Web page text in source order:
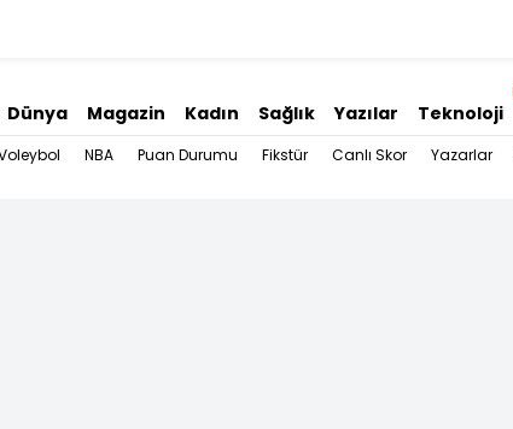
Dünya Magazin Kadın Sağlık Yazılar Teknoloji
NBA Puan Durumu Fikstür Canlı Skor Yazarlar